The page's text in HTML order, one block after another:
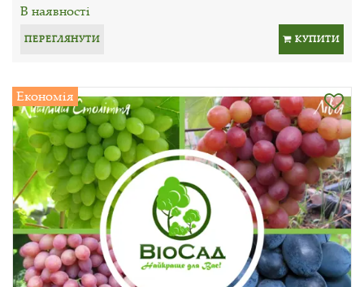
В наявності
ПЕРЕГЛЯНУТИ КУПИТИ
Економія